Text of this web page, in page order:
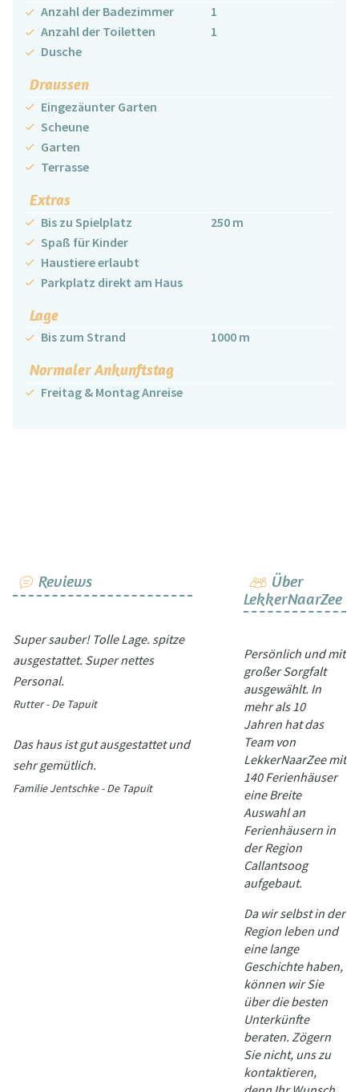
Anzahl der Badezimmer
1
Anzahl der Toiletten
1
Dusche
Draussen
Eingezäunter Garten
Scheune
Garten
Terrasse
Extras
Bis zu Spielplatz
250 m
Spaß für Kinder
Haustiere erlaubt
Parkplatz direkt am Haus
Lage
Bis zum Strand 1000 m
Normaler Ankunftstag
Freitag & Montag Anreise
Reviews
Super sauber! Tolle Lage. spitze
ausgestattet. Super nettes
Personal.
Rutter - De Tapuit
Das haus ist gut ausgestattet und
sehr gemütlich.
Familie Jentschke - De Tapuit
Über
LekkerNaarZee
Persönlich und mit
großer Sorgfalt
ausgewählt. In
mehr als 10
Jahren hat das
Team von
LekkerNaarZee mit
140 Ferienhäuser
eine Breite
Auswahl an
Ferienhäusern in
der Region
Callantsoog
aufgebaut.
Da wir selbst in der
Region leben und
eine lange
Geschichte haben,
können wir Sie
über die besten
Unterkünfte
beraten. Zögern
Sie nicht, uns zu
kontaktieren,